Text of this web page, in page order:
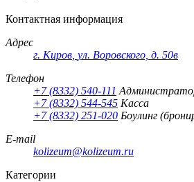
Контактная информация
Адрес
г. Киров, ул. Воровского, д. 50в
Телефон
+7 (8332) 540-111
+7 (8332) 544-545 Касса
+7 (8332) 251-020 Боулинг
E-mail
kolizeum@kolizeum.ru
Категории